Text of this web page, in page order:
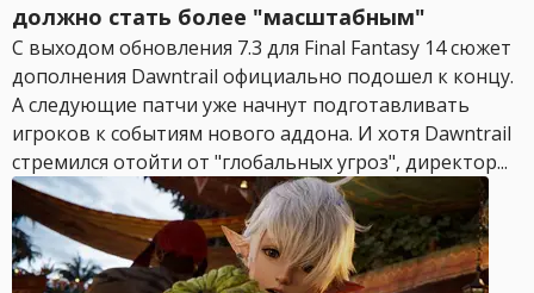
должно стать более "масштабным"
С выходом обновления 7.3 для Final Fantasy 14 сюжет
дополнения Dawntrail официально подошел к концу.
А следующие патчи уже начнут подготавливать
игроков к событиям нового аддона. И хотя Dawntrail
стремился отойти от "глобальных угроз", директор...